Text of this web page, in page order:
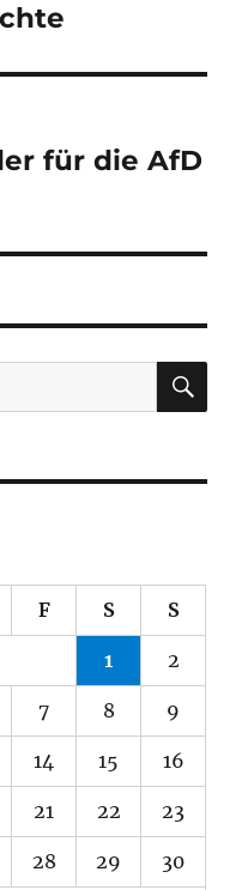
für die AfD
F S S
1 2
7 8 9
14 15 16
21 22 23
28 29 30